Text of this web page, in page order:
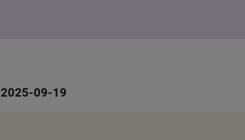
2025-09-19